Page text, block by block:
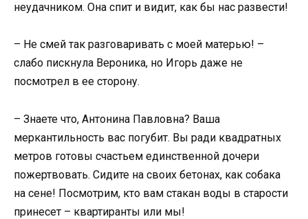
неудачником. Она спит и видит, как бы нас развести!
– Не смей так разговаривать с моей матерью! –
слабо пискнула Вероника, но Игорь даже не
посмотрел в ее сторону.
– Знаете что, Антонина Павловна? Ваша
меркантильность вас погубит. Вы ради квадратных
метров готовы счастьем единственной дочери
пожертвовать. Сидите на своих бетонах, как собака
на сене! Посмотрим, кто вам стакан воды в старости
принесет – квартиранты или мы!